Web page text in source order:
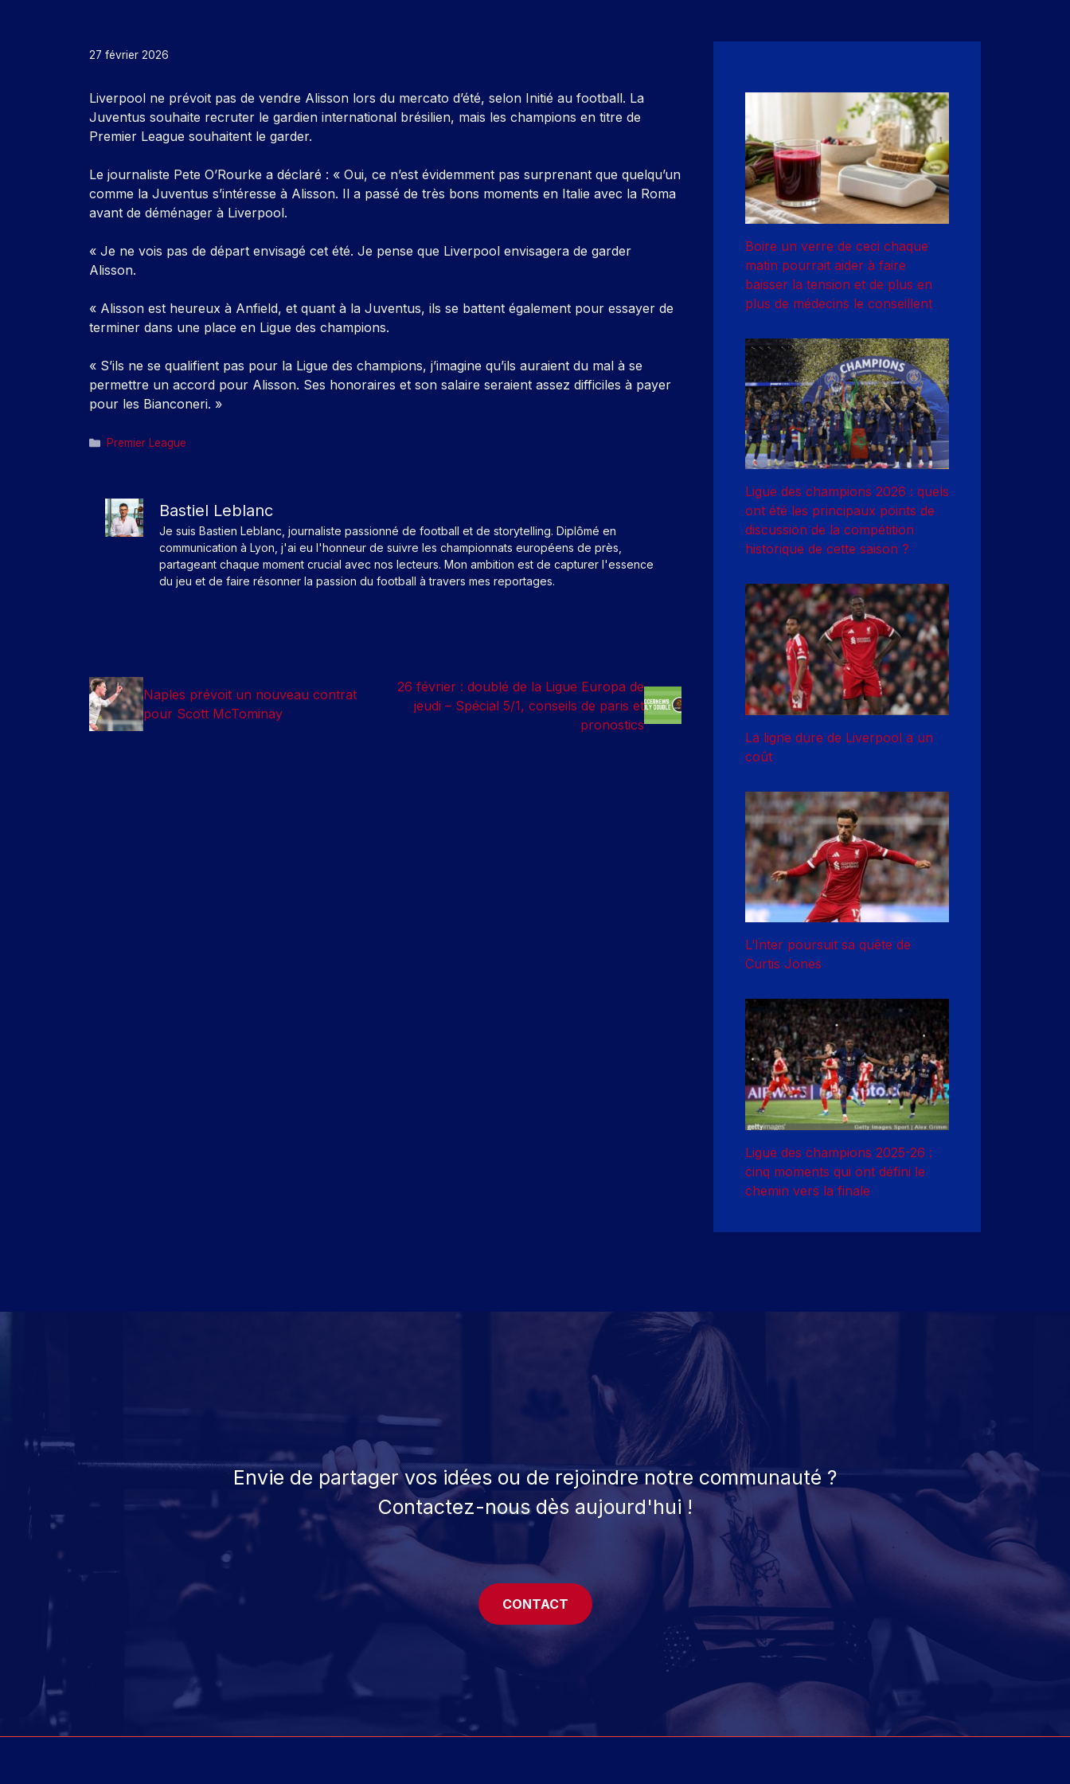
27 février 2026
Liverpool ne prévoit pas de vendre Alisson lors du mercato d’été, selon Initié au football. La
Juventus souhaite recruter le gardien international brésilien, mais les champions en titre de
Premier League souhaitent le garder.
Le journaliste Pete O’Rourke a déclaré : « Oui, ce n’est évidemment pas surprenant que quelqu’un
comme la Juventus s’intéresse à Alisson. Il a passé de très bons moments en Italie avec la Roma
avant de déménager à Liverpool.
« Je ne vois pas de départ envisagé cet été. Je pense que Liverpool envisagera de garder
Alisson.
« Alisson est heureux à Anfield, et quant à la Juventus, ils se battent également pour essayer de
terminer dans une place en Ligue des champions.
« S’ils ne se qualifient pas pour la Ligue des champions, j’imagine qu’ils auraient du mal à se
permettre un accord pour Alisson. Ses honoraires et son salaire seraient assez difficiles à payer
pour les Bianconeri. »
Catégories
Premier League
Bastiel Leblanc
Je suis Bastien Leblanc, journaliste passionné de football et de storytelling. Diplômé en
communication à Lyon, j'ai eu l'honneur de suivre les championnats européens de près,
partageant chaque moment crucial avec nos lecteurs. Mon ambition est de capturer l'essence
du jeu et de faire résonner la passion du football à travers mes reportages.
Naples prévoit un nouveau contrat
pour Scott McTominay
26 février : doublé de la Ligue Europa de
jeudi – Spécial 5/1, conseils de paris et
pronostics
Boire un verre de ceci chaque
matin pourrait aider à faire
baisser la tension et de plus en
plus de médecins le conseillent
Ligue des champions 2026 : quels
ont été les principaux points de
discussion de la compétition
historique de cette saison ?
La ligne dure de Liverpool a un
coût
L’Inter poursuit sa quête de
Curtis Jones
Ligue des champions 2025-26 :
cinq moments qui ont défini le
chemin vers la finale
Envie de partager vos idées ou de rejoindre notre communauté ?
Contactez-nous dès aujourd'hui !
CONTACT